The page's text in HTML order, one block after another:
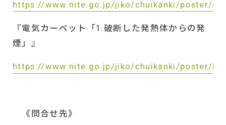
https://www.nite.go.jp/jiko/chuikanki/poster/
『電気カーペット「1. 破断した発熱体からの発
煙」』
https://www.nite.go.jp/jiko/chuikanki/poster/
《問合せ先》